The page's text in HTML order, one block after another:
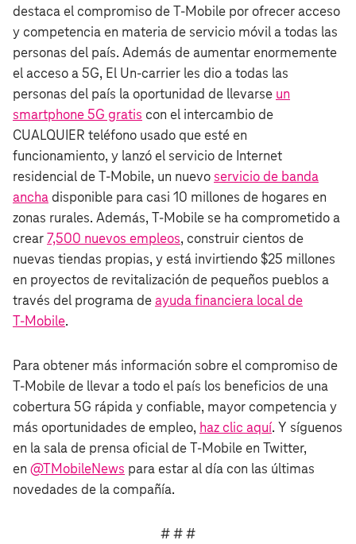
destaca el compromiso de T‑Mobile por ofrecer acceso
y competencia en materia de servicio móvil a todas las
personas del país. Además de aumentar enormemente
el acceso a 5G, El Un‑carrier les dio a todas las
personas del país la oportunidad de llevarse un
smartphone 5G gratis con el intercambio de
CUALQUIER teléfono usado que esté en
funcionamiento, y lanzó el servicio de Internet
residencial de T‑Mobile, un nuevo servicio de banda
ancha disponible para casi 10 millones de hogares en
zonas rurales. Además, T‑Mobile se ha comprometido a
crear 7,500 nuevos empleos, construir cientos de
nuevas tiendas propias, y está invirtiendo $25 millones
en proyectos de revitalización de pequeños pueblos a
través del programa de ayuda financiera local de
T‑Mobile.
Para obtener más información sobre el compromiso de
T‑Mobile de llevar a todo el país los beneficios de una
cobertura 5G rápida y confiable, mayor competencia y
más oportunidades de empleo, haz clic aquí. Y síguenos
en la sala de prensa oficial de T‑Mobile en Twitter,
en @TMobileNews para estar al día con las últimas
novedades de la compañía.
# # #